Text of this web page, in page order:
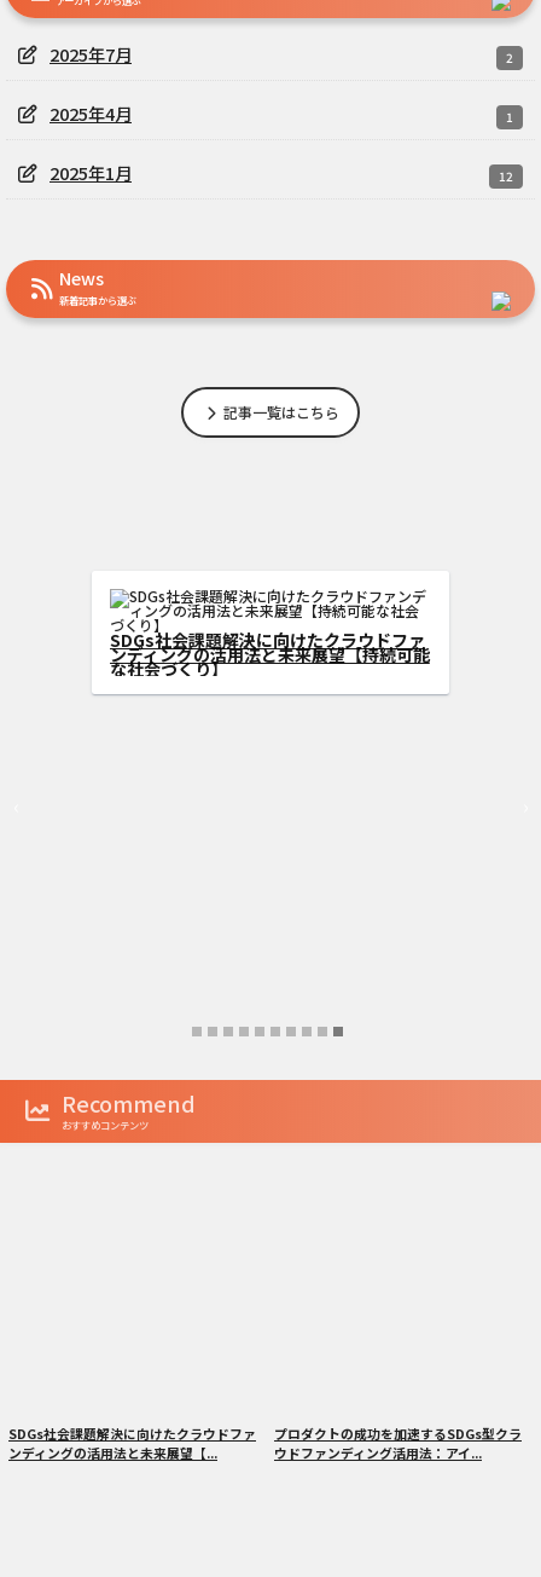
2025年7月 2
2025年4月 1
2025年1月 12
News
新着記事から選ぶ
記事一覧はこちら
型クラウドフ
SDGs社会課題解決に向けたクラウ
ンディングの活用法と未来展望【持
な社会づくり】
Recommend
おすすめコンテンツ
SDGs社会課題解決に向けたクラウドファ
ンディングの活用法と未来展望【...
プロダクトの成功を加速するSDGs型クラ
ウドファンディング活用法：アイ...